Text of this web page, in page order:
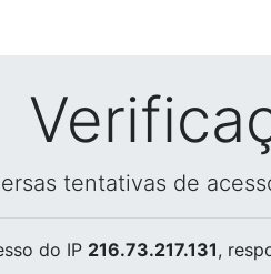
tentativas de
do IP 216.73.217.131,